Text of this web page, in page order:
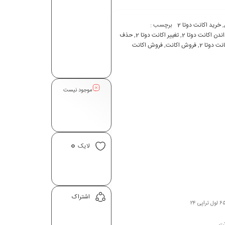
,خرید اکانت دوتا 2
برچسب :
اکانت دوتا 2 ,تغيير اکانت دوتا 2 ,حذف
دوتا 2 ,فروش اکانت,فروش اکانت
موجود نیست
لایک 0
اشتراک